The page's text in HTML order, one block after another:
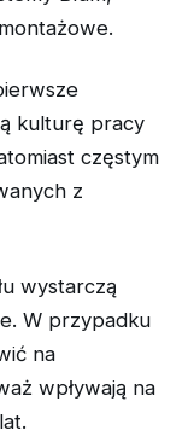
kulturę pracy
częstym
z
wystarczą
W przypadku
na
wpływają na